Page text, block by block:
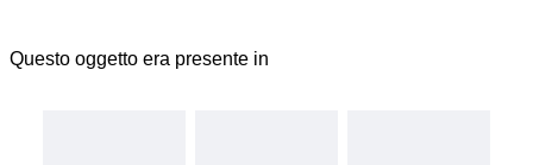
Questo oggetto era presente in